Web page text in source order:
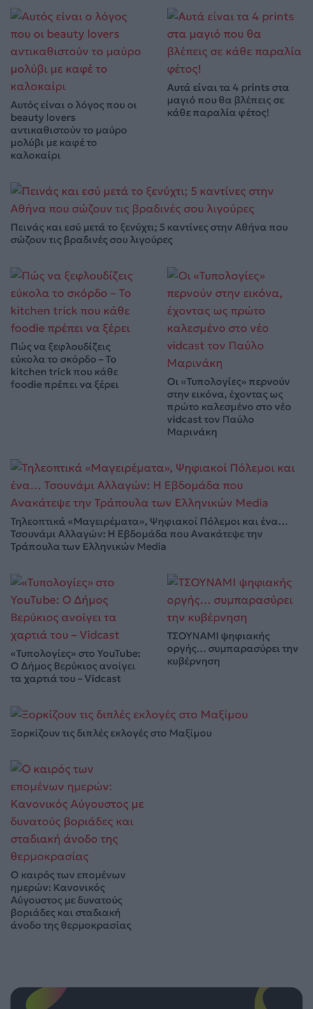
Αυτός είναι ο λόγος που οι
beauty lovers
αντικαθιστούν το μαύρο
μολύβι με καφέ το
καλοκαίρι
Αυτά είναι τα 4 prints στα
μαγιό που θα βλέπεις σε
κάθε παραλία φέτος!
Πεινάς και εσύ μετά το ξενύχτι; 5 καντίνες στην Αθήνα που
σώζουν τις βραδινές σου λιγούρες
Πώς να ξεφλουδίζεις
εύκολα το σκόρδο – Το
kitchen trick που κάθε
foodie πρέπει να ξέρει
Οι «Τυπολογίες» περνούν
στην εικόνα, έχοντας ως
πρώτο καλεσμένο στο νέο
vidcast τον Παύλο
Μαρινάκη
Τηλεοπτικά «Μαγειρέματα», Ψηφιακοί Πόλεμοι και ένα…
Τσουνάμι Αλλαγών: Η Εβδομάδα που Ανακάτεψε την
Τράπουλα των Ελληνικών Media
«Τυπολογίες» στο YouTube:
Ο Δήμος Βερύκιος ανοίγει
τα χαρτιά του – Vidcast
ΤΣΟΥΝΑΜΙ ψηφιακής
οργής… συμπαρασύρει την
κυβέρνηση
Ξορκίζουν τις διπλές εκλογές στο Μαξίμου
Ο καιρός των επομένων
ημερών: Κανονικός
Αύγουστος με δυνατούς
βοριάδες και σταδιακή
άνοδο της θερμοκρασίας